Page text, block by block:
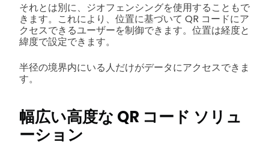
それとは別に、ジオフェンシングを使用することもで
きます。これにより、位置に基づいて QR コードにア
クセスできるユーザーを制御できます。位置は経度と
緯度で設定できます。
半径の境界内にいる人だけがデータにアクセスできま
す。
幅広い高度な QR コード ソリュ
ーション